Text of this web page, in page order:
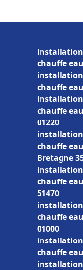
chauffe
chauffe
chauffe
01220
chauffe
Bretagne
chauffe
51470
chauffe
01000
chauffe